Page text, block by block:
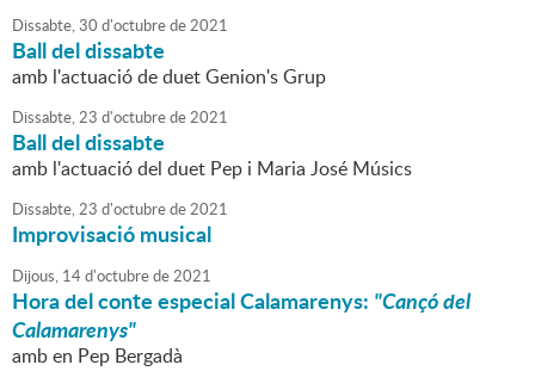
Dissabte,30 d'octubrede2021
Ball del dissabte
amb l'actuació de duet Genion's Grup
Dissabte,23 d'octubrede2021
Ball del dissabte
amb l'actuació del duet Pep i Maria José Músics
Dissabte,23 d'octubrede2021
Improvisació musical
Dijous, 14d'octubrede2021
Hora del conte especial Calamarenys: "Cançó del
Calamarenys"
amb en Pep Bergadà